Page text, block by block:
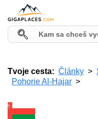
Tvoje cesta: Články
Pohorie Al-Hajar